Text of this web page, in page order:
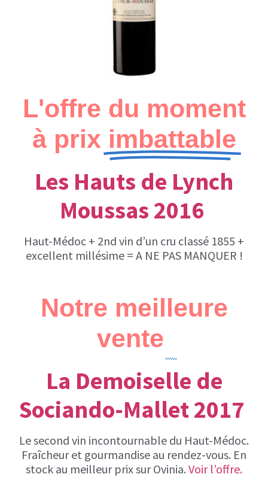
L'offre du moment
à prix imbattable
Les Hauts de Lynch
Moussas 2016
Haut-Médoc + 2nd vin d’un cru classé 1855 +
excellent millésime = A NE PAS MANQUER !
Notre meilleure
vente
La Demoiselle de
Sociando-Mallet 2017
Le second vin incontournable du Haut-Médoc.
Fraîcheur et gourmandise au rendez-vous. En
stock au meilleur prix sur Ovinia. Voir l’offre.